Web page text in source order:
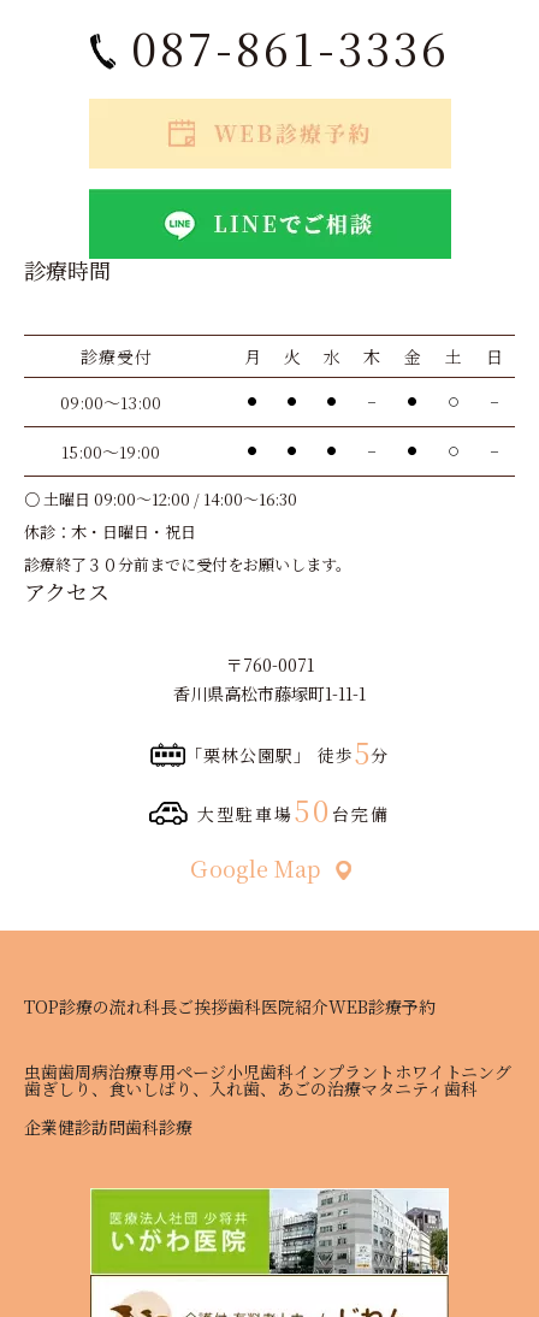
087-861-3336
診療時間
診療受付 月 火 水 木 金 土
日
09:00～13:00
● ● ● － ● 〇 －
15:00～19:00 ● ● ● － ● 〇 －
○ 土曜日 09:00～12:00 / 14:00～16:30
休診：木・日曜日・祝日
診療終了３０分前までに受付をお願いします。
アクセス
〒760-0071
香川県高松市藤塚町1-11-1
「栗林公園駅」 徒歩5分
大型駐車場50 台完備
Ｇoogle Map
TOP診療の流れ科長ご挨拶歯科医院紹介WEB診療予約
虫歯歯周病治療専用ページ小児歯科インプラント ホワイトニング
歯ぎしり、食いしばり、入れ歯、あごの治療マタニティ歯科
企業健診訪問歯科診療